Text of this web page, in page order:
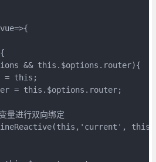
&& this.$options.router){
= this;
= this.$options.router;
进行双向绑定